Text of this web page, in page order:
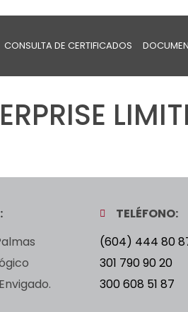
CONSULTA DE CERTIFICADOS
TELÉFONO:
(604) 444 80
301 790 90 20
300 608 51 87